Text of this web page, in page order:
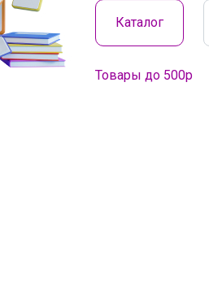
Каталог
Товары до 500р